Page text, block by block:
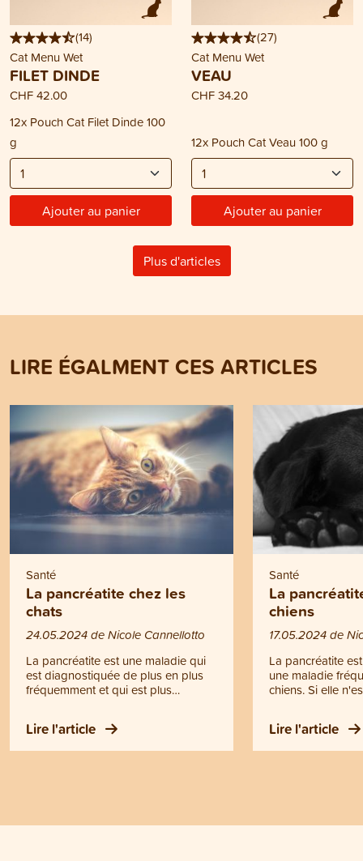
(14)
Cat Menu Wet
FILET DINDE
CHF 42.00
12x Pouch Cat Filet Dinde 100
g
Ajouter au panier
(27)
Cat Menu Wet
VEAU
CHF 34.20
12x Pouch Cat Veau 100 g
Ajouter au panier
Plus d'articles
LIRE ÉGALMENT CES ARTICLES
Santé
La pancréatite chez les
chats
24.05.2024 de Nicole Cannellotto
La pancréatite est une maladie qui
est diagnostiquée de plus en plus
fréquemment et qui est plus
les chiens. La maladie peut être
aiguë ou chronique, mais elle est
toujours considérée comme sous-
Lire l'article
Santé
La
chiens
17.05.2024 de
La pancréatite
une maladie
chiens. Si elle
pancréas peut
vie du chien. En
chien doit
Lire l'article